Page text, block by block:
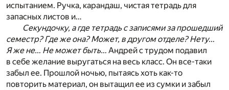
испытанием. Ручка, карандаш, чистая тетрадь для
запасных листов и…
Секундочку, а где тетрадь с записями за прошедший
семестр? Где же она? Может, в другом отделе? Нету…
Я же не… Не может быть… Андрей с трудом подавил
в себе желание выругаться на весь класс. Он все-таки
забыл ее. Прошлой ночью, пытаясь хоть как-то
повторить материал, он вытащил ее из сумки и забыл